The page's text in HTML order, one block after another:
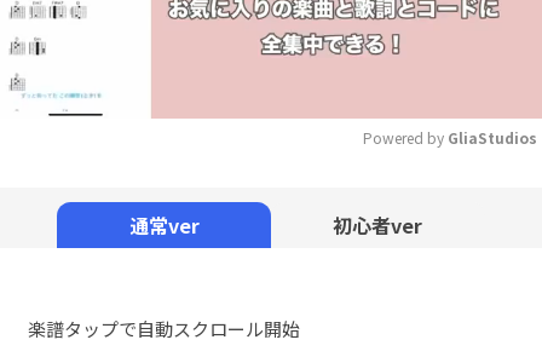
Powered by GliaStudios
通常ver 初心者ver
楽譜タップで自動スクロール開始